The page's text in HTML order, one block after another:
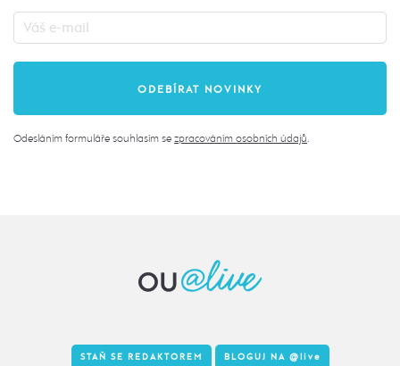
Odesláním formuláře souhlasím se zpracováním osobních údajů.
STAŇ SE REDAKTOREM BLOGUJ NA @live